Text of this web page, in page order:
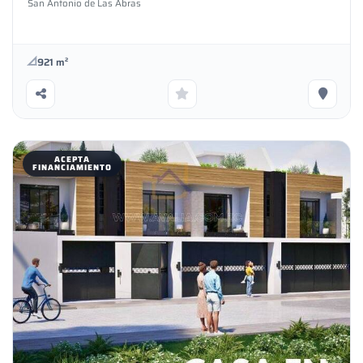
921 m²
ACEPTA
FINANCIAMIENTO